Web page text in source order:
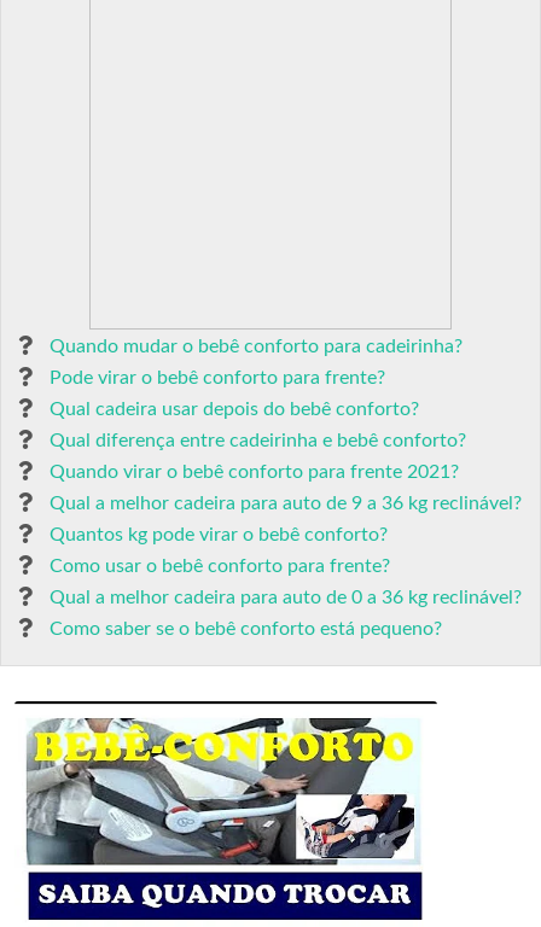
Quando mudar o bebê conforto para cadeirinha?
Pode virar o bebê conforto para frente?
Qual cadeira usar depois do bebê conforto?
Qual diferença entre cadeirinha e bebê conforto?
Quando virar o bebê conforto para frente 2021?
Qual a melhor cadeira para auto de 9 a 36 kg reclinável?
Quantos kg pode virar o bebê conforto?
Como usar o bebê conforto para frente?
Qual a melhor cadeira para auto de 0 a 36 kg reclinável?
Como saber se o bebê conforto está pequeno?